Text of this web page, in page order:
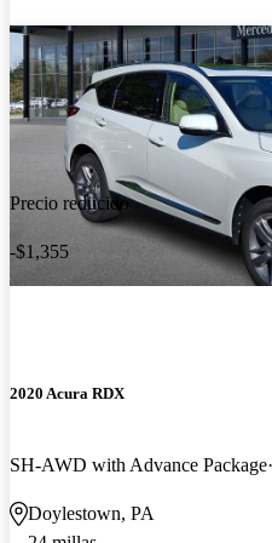
Precio reducido
-$1,355
2020 Acura RDX
SH-AWD with Advance Package
Doylestown, PA